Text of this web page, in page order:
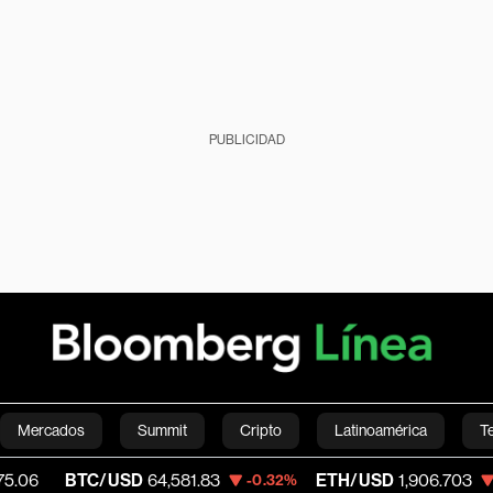
PUBLICIDAD
Mercados Summit Cripto Latinoamérica
Economía Estilo de vida Mundo Videos
USD 64,581.83 -0.32% ETH/USD 1,906.703 -0.47%